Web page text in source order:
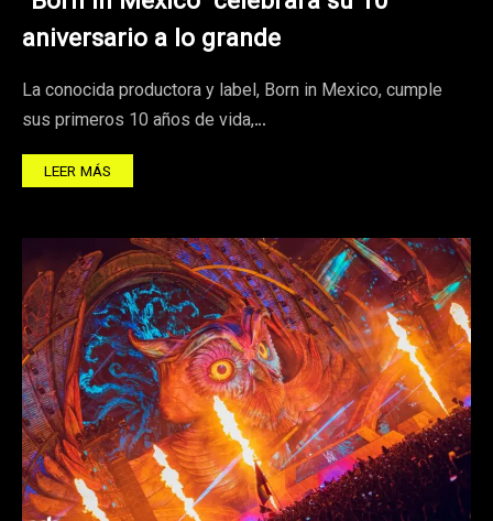
aniversario a lo grande
La conocida productora y label, Born in Mexico, cumple
sus primeros 10 años de vida,…
LEER MÁS